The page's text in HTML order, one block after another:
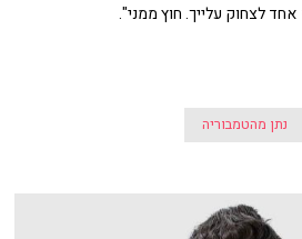
לצחוק עלייך. חוץ ממני".
נתן מהטמבוריה